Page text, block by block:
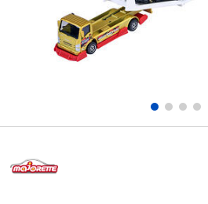
遊戲及拼圖系列
益智學習玩具
LEGO樂高
LeapFrog跳跳蛙